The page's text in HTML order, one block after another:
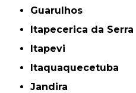
Guarulhos
Itapecerica da Serra
Itapevi
Itaquaquecetuba
Jandira